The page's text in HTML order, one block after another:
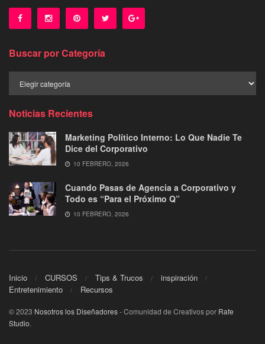
Buscar por Categoría
por
Noticias Recientes
Marketing Político Interno: Lo Que Nadie Te
Dice del Corporativo
10 FEBRERO, 2026
Cuando Pasas de Agencia a Corporativo y
Todo es “Para el Próximo Q”
10 FEBRERO, 2026
Inicio CURSOS Tips & Trucos
inspiración
Entretenimiento
Recursos
© 2023 Nosotros los Diseñadores- Comunidad de Creativos por Rafe
Studio.